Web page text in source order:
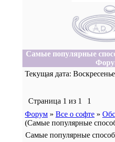
Самые популярные
Текущая дата:
Страница 1 из 1
1
Форум » Все о софте »
(Самые популярные
Самые популярные